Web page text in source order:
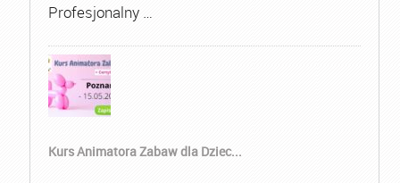
Profesjonalny …
Kurs Animatora Zabaw dla Dziec...